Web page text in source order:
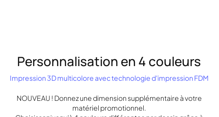
Personnalisation en 4 couleurs
Impression 3D multicolore avec technologie d'impression FDM
NOUVEAU ! Donnez une dimension supplémentaire à votre
matériel promotionnel.